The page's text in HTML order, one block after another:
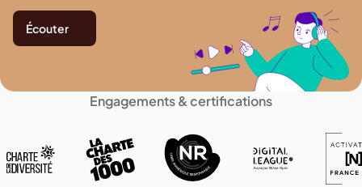
Écouter
Engagements & certifications